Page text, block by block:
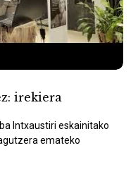
irekiera
Intxaustiri eskainitako
emateko